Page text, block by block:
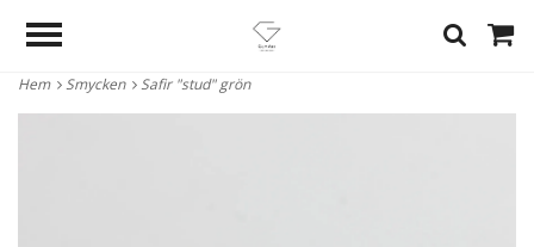
Hem Smycken Safir "stud" grön